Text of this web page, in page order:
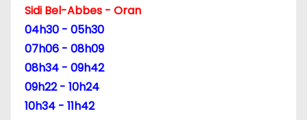
Sidi Bel-Abbes - Oran
04h30 - 05h30
07h06 - 08h09
08h34 - 09h42
09h22 - 10h24
10h34 - 11h42